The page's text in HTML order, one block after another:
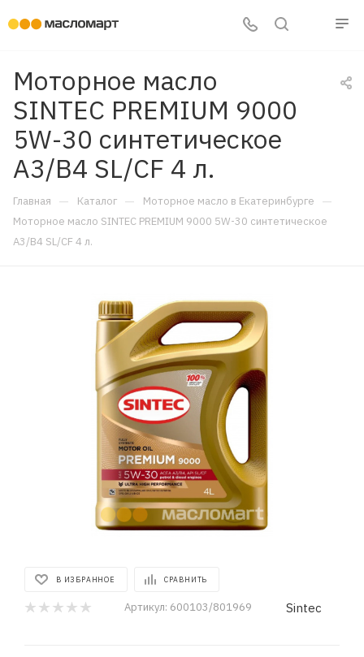
Моторное масло
SINTEC PREMIUM 9000
5W-30 синтетическое
A3/B4 SL/CF 4 л.
Главная — Каталог — Моторное масло в Екатеринбурге —
Моторное масло SINTEC PREMIUM 9000 5W-30 синтетическое
A3/B4 SL/CF 4 л.
В ИЗБРАННОЕ СРАВНИТЬ
Артикул: 600103/801969 Sintec